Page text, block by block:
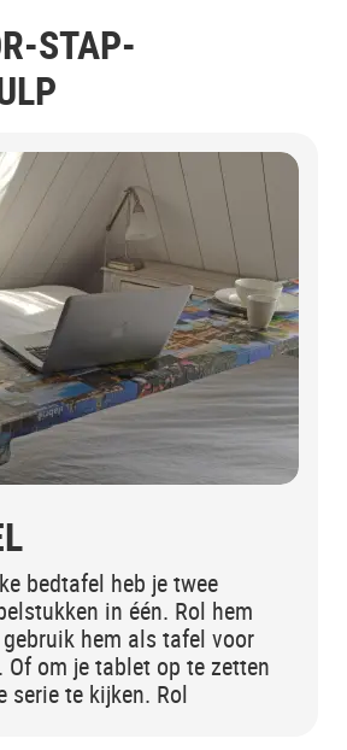
STAP-
bedtafel heb je twee
in één. Rol hem
hem als tafel voor
om je tablet op te zetten
serie te kijken. Rol